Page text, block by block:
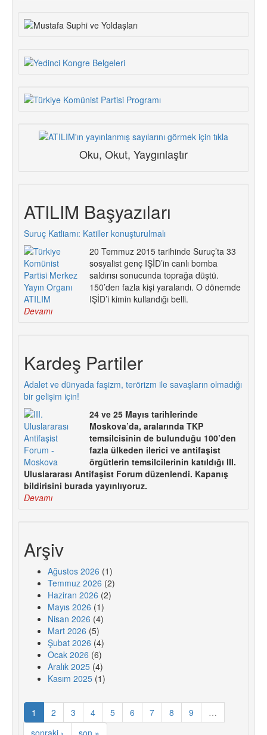
Oku, Okut, Yaygınlaştır
ATILIM Başyazıları
Suruç Katliamı: Katiller konuşturulmalı
20 Temmuz 2015 tarihinde Suruç’ta 33
sosyalist genç IŞİD’in canlı bomba
saldırısı sonucunda toprağa düştü.
150’den fazla kişi yaralandı. O dönemde
IŞİD’i kimin kullandığı belli.
Devamı
Kardeş Partiler
Adalet ve dünyada faşizm, terörizm ile savaşların olmadığı
bir gelişim için!
24 ve 25 Mayıs tarihlerinde
Moskova’da, aralarında TKP
temsilcisinin de bulunduğu 100’den
fazla ülkeden ilerici ve antifaşist
örgütlerin temsilcilerinin katıldığı III.
Uluslararası Antifaşist Forum düzenlendi. Kapanış
bildirisini burada yayınlıyoruz.
Devamı
Arşiv
Ağustos 2026 (1)
Temmuz 2026 (2)
Haziran 2026 (2)
Mayıs 2026 (1)
Nisan 2026 (4)
Mart 2026 (5)
Şubat 2026 (4)
Ocak 2026 (6)
Aralık 2025 (4)
Kasım 2025 (1)
1 2 3 4 5 6 7 8 9
…
sonraki ›
son »